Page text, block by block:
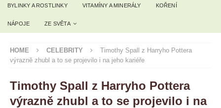
BYLINKY A ROSTLINKY VITAMÍNY A MINERÁLY KOŘENÍ
NÁPOJE ZE SVĚTA
HOME CELEBRITY
Timothy Spall z Harryho Pottera
výrazně zhubl a to se projevilo i na jeho kariéře
Timothy Spall z Harryho Pottera
výrazně zhubl a to se projevilo i na